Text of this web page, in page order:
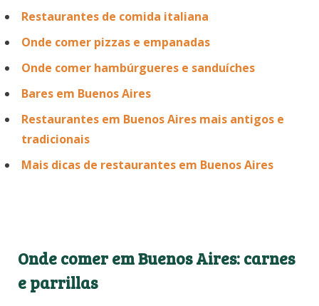
Restaurantes de comida italiana
Onde comer pizzas e empanadas
Onde comer hambúrgueres e sanduíches
Bares em Buenos Aires
Restaurantes em Buenos Aires mais antigos e
tradicionais
Mais dicas de restaurantes em Buenos Aires
Onde comer em Buenos Aires: carnes
e parrillas